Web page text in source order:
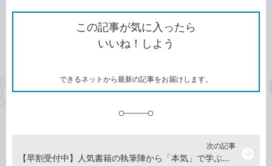
で
シ
ェ
ア
シ
ェ
ア
な
ブ
ッ
ク
ク
ク
を
コ
この記事が気に入ったら
いいね！しよう
できるネットから最新の記事をお届けします。
次の記事
【早割受付中】人気書籍の執筆陣から「本気」で学ぶ、デジタルマーケティングセミナー（7/31開催）